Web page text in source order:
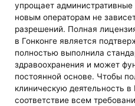
упрощает
новым операторам не
разрешений. Полная
в Гонконге является
полностью выполнила
здравоохранения и может
постоянной основе. Чтобы
клиническую деятельность в
соответствие всем